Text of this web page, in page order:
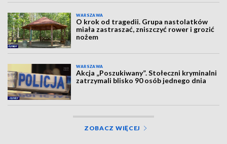
WARSZAWA
O krok od tragedii. Grupa nastolatków
miała zastraszać, zniszczyć rower i grozić
nożem
WARSZAWA
Akcja „Poszukiwany”. Stołeczni kryminalni
zatrzymali blisko 90 osób jednego dnia
ZOBACZ WIĘCEJ